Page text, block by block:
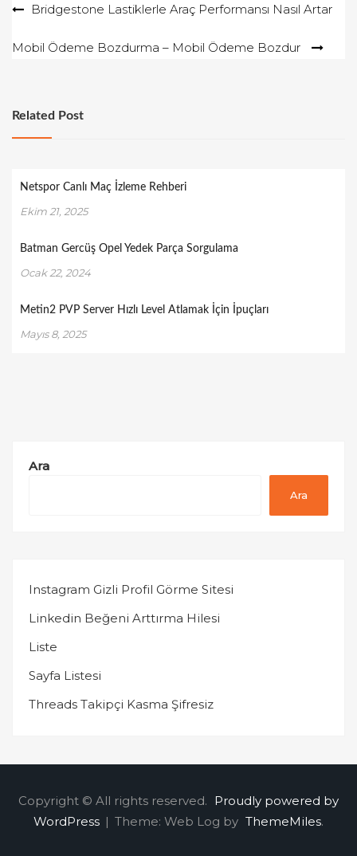
YazıBridgestone Lastiklerle Araç Performansı Nasıl Artar
Mobil Ödeme Bozdurma – Mobil Ödeme Bozdur
Related Post
Netspor Canlı Maç İzleme Rehberi
Ekim 21, 2025
Batman Gercüş Opel Yedek Parça Sorgulama
Ocak 22, 2024
Metin2 PVP Server Hızlı Level Atlamak İçin İpuçları
Mayıs 8, 2025
Ara
Ara
Instagram Gizli Profil Görme Sitesi
Linkedin Beğeni Arttırma Hilesi
Liste
Sayfa Listesi
Threads Takipçi Kasma Şifresiz
Copyright © All rights reserved. Proudly powered by
WordPress | Theme: Web Log by ThemeMiles.